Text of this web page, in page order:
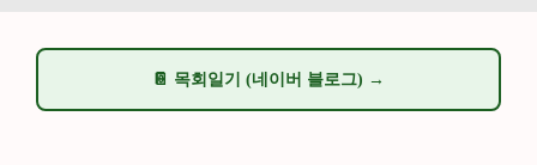
📔 목회일기 (네이버 블로그) →